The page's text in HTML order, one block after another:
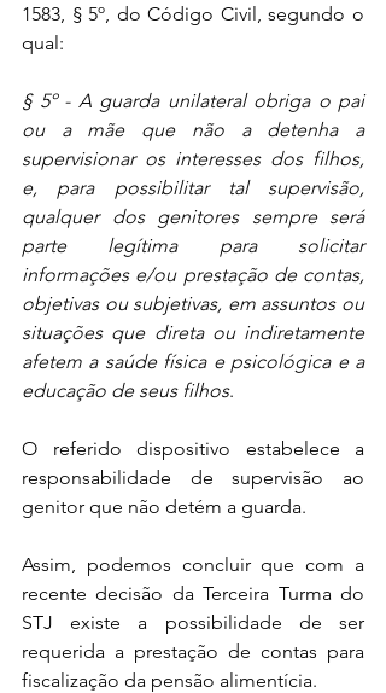
1583, § 5º, do Código Civil, segundo o
qual:
§ 5º - A guarda unilateral obriga o pai
ou a mãe que não a detenha a
supervisionar os interesses dos filhos,
e, para possibilitar tal supervisão,
qualquer dos genitores sempre será
parte legítima para solicitar
informações e/ou prestação de contas,
objetivas ou subjetivas, em assuntos ou
situações que direta ou indiretamente
afetem a saúde física e psicológica e a
educação de seus filhos.
O referido dispositivo estabelece a
responsabilidade de supervisão ao
genitor que não detém a guarda.
Assim, podemos concluir que com a
recente decisão da Terceira Turma do
STJ existe a possibilidade de ser
requerida a prestação de contas para
fiscalização da pensão alimentícia.